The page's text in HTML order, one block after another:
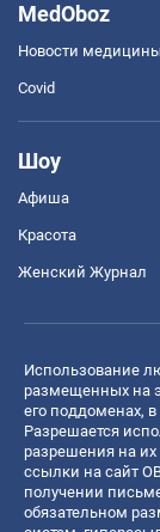
MedOboz
Новости медицины
Covid
Шоу
Афиша
Красота
Женский Журнал
Использование
размещенных на
его поддоменах,
Разрешается
разрешения на
ссылки на сайт
получении
обязательном